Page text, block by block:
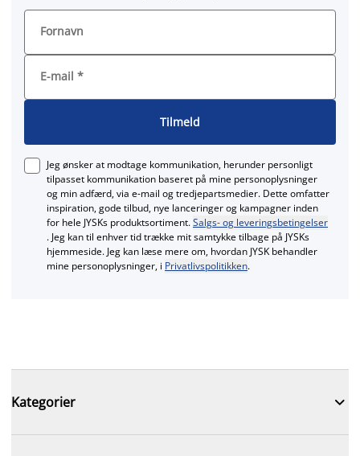
Fornavn
E-mail *
Tilmeld
Jeg ønsker at modtage kommunikation, herunder personligt
tilpasset kommunikation baseret på mine personoplysninger
og min adfærd, via e‑mail og tredjepartsmedier. Dette omfatter
inspiration, gode tilbud, nye lanceringer og kampagner inden
for hele JYSKs produktsortiment.Salgs- og leveringsbetingelser
. Jeg kan til enhver tid trække mit samtykke tilbage på JYSKs
hjemmeside. Jeg kan læse mere om, hvordan JYSK behandler
mine personoplysninger, i Privatlivspolitikken.
Kategorier 